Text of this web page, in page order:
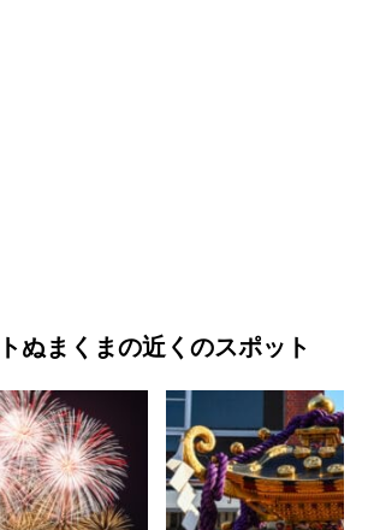
ぬまくまの近くのスポット